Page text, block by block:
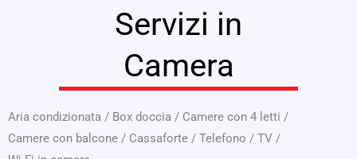
Servizi in
Camera
Aria condizionata / Box doccia / Camere con 4 letti /
Camere con balcone / Cassaforte / Telefono / TV /